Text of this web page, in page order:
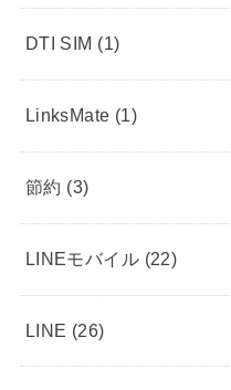
DTI SIM (1)
LinksMate (1)
節約 (3)
LINEモバイル (22)
LINE (26)